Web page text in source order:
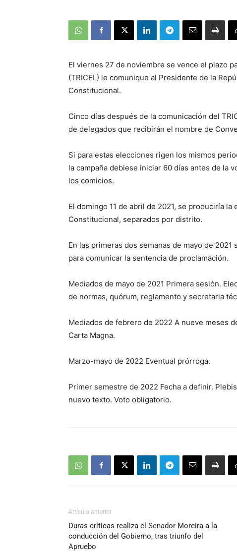
El viernes 27 de noviembre se vence el plazo
(TRICEL) le comunique al Presidente de la
Constitucional.
Cinco días después de la comunicación del
de delegados que recibirán el nombre de
Si para estas elecciones rigen los mismos
la campaña debiese iniciar 60 días antes de la
los comicios.
El domingo 11 de abril de 2021, se produciría
Constitucional, separados por distrito.
En las primeras dos semanas de mayo de
para comunicar la sentencia de proclamación.
Mediados de mayo de 2021 Primera sesión.
de normas, quórum, reglamento y secretaria
Mediados de febrero de 2022 A nueve meses
Carta Magna.
Marzo-mayo de 2022 Eventual prórroga.
Primer semestre de 2022 Fecha a definir.
nuevo texto. Voto obligatorio.
Artículo anterior
Duras críticas realiza el Senador Moreira a la
conducción del Gobierno, tras triunfo del
Apruebo